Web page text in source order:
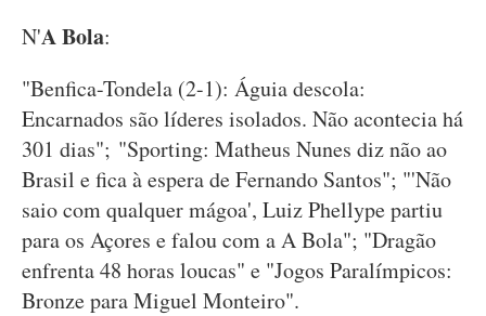
N'A Bola:
"Benfica-Tondela (2-1): Águia descola:
Encarnados são líderes isolados. Não acontecia há
301 dias"; "Sporting: Matheus Nunes diz não ao
Brasil e fica à espera de Fernando Santos"; "'Não
saio com qualquer mágoa', Luiz Phellype partiu
para os Açores e falou com a A Bola"; "Dragão
enfrenta 48 horas loucas" e "Jogos Paralímpicos:
Bronze para Miguel Monteiro".